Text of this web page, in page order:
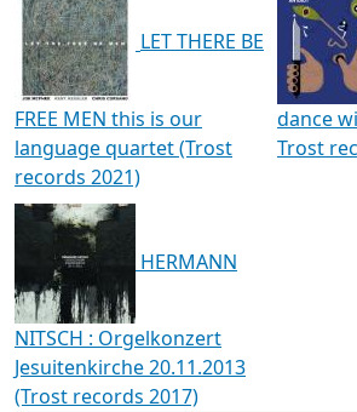
LET THERE BE
FREE MEN this is our
language quartet (Trost
records 2021)
dance
Trost
HERMANN
NITSCH : Orgelkonzert
Jesuitenkirche 20.11.2013
(Trost records 2017)